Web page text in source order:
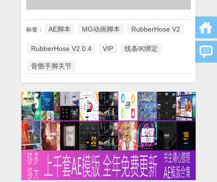
标签： AE脚本 MG动画脚本 RubberHose V2
RubberHose V2.0.4 VIP 线条IK绑定
骨骼手脚关节